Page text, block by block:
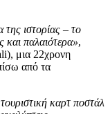
ιστορίας – το
και παλαιότερα»,
μια 22χρονη
από τα
καρτ ποστάλ